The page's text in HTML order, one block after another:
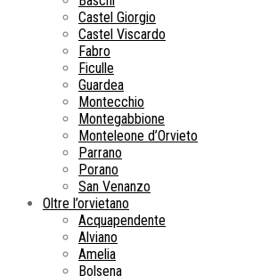
Castel Giorgio
Castel Viscardo
Fabro
Ficulle
Guardea
Montecchio
Montegabbione
Monteleone d’Orvieto
Parrano
Porano
San Venanzo
Oltre l’orvietano
Acquapendente
Alviano
Amelia
Bolsena